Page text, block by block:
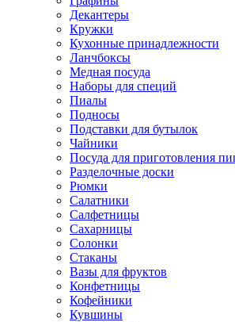
Декантеры
Кружки
Кухонные принадлежности
Ланчбоксы
Медная посуда
Наборы для специй
Пиалы
Подносы
Подставки для бутылок
Чайники
Посуда для приготовления
Разделочные доски
Рюмки
Салатники
Салфетницы
Сахарницы
Солонки
Стаканы
Вазы для фруктов
Конфетницы
Кофейники
Кувшины